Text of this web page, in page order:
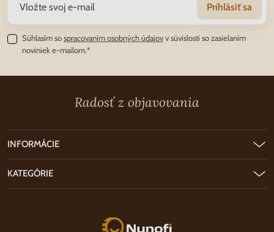
Prihlásiť sa
Súhlasím sospracovaním osobných údajovv súvislosti so zasielaním
noviniek e-mailom.*
Radosť z objavovania
Nunofi.sk
INFORMÁCIE
KATEGÓRIE